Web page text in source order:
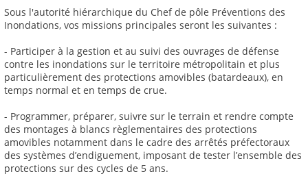
Sous l'autorité hiérarchique du Chef de pôle Préventions des
Inondations, vos missions principales seront les suivantes :
- Participer à la gestion et au suivi des ouvrages de défense
contre les inondations sur le territoire métropolitain et plus
particulièrement des protections amovibles (batardeaux), en
temps normal et en temps de crue.
- Programmer, préparer, suivre sur le terrain et rendre compte
des montages à blancs règlementaires des protections
amovibles notamment dans le cadre des arrêtés préfectoraux
des systèmes d’endiguement, imposant de tester l’ensemble des
protections sur des cycles de 5 ans.